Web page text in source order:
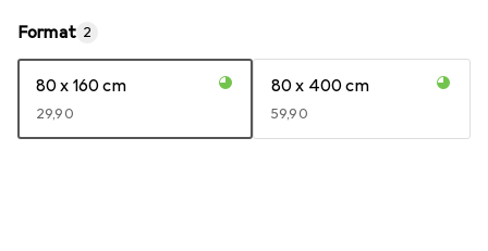
Format 2
80 x 160 cm
EUR
29,90
80 x 400 cm
EUR
59,90